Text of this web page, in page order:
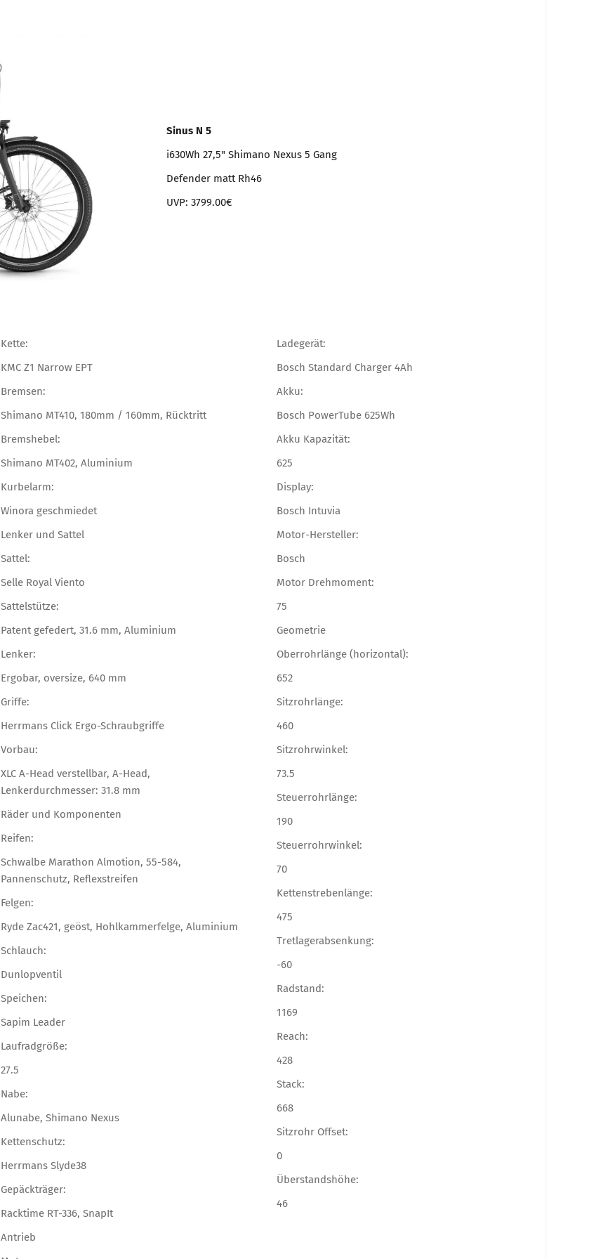
Sinus N 5
i630Wh 27,5" Shimano Nexus 5 Gang
Defender matt Rh46
UVP: 3799.00€
Kette:
KMC Z1 Narrow EPT
Bremsen:
Shimano MT410, 180mm / 160mm, Rücktritt
Bremshebel:
Shimano MT402, Aluminium
Kurbelarm:
Winora geschmiedet
Lenker und Sattel
Sattel:
Selle Royal Viento
Sattelstütze:
Patent gefedert, 31.6 mm, Aluminium
Lenker:
Ergobar, oversize, 640 mm
Griffe:
Herrmans Click Ergo-Schraubgriffe
Vorbau:
XLC A-Head verstellbar, A-Head,
Lenkerdurchmesser: 31.8 mm
Räder und Komponenten
Reifen:
Schwalbe Marathon Almotion, 55-584,
Pannenschutz, Reflexstreifen
Felgen:
Ryde Zac421, geöst, Hohlkammerfelge, Aluminium
Schlauch:
Dunlopventil
Speichen:
Sapim Leader
Laufradgröße:
27.5
Nabe:
Alunabe, Shimano Nexus
Kettenschutz:
Herrmans Slyde38
Gepäckträger:
Racktime RT-336, SnapIt
Antrieb
Ladegerät:
Bosch Standard Charger 4Ah
Akku:
Bosch PowerTube 625Wh
Akku Kapazität:
625
Display:
Bosch Intuvia
Motor-Hersteller:
Bosch
Motor Drehmoment:
75
Geometrie
Oberrohrlänge (horizontal):
652
Sitzrohrlänge:
460
Sitzrohrwinkel:
73.5
Steuerrohrlänge:
190
Steuerrohrwinkel:
70
Kettenstrebenlänge:
475
Tretlagerabsenkung:
-60
Radstand:
1169
Reach:
428
Stack:
668
Sitzrohr Offset:
0
Überstandshöhe:
46